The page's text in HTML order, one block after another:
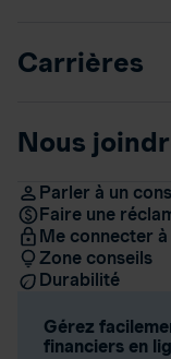
Carrières
Nous
Parler à un
Faire une
Me connecter à
Zone conseils
Durabilité
Gérez
financiers en